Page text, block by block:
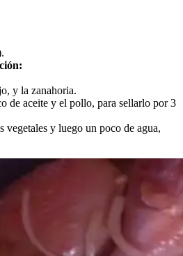
y la zanahoria.
de aceite y el pollo, para sellarlo por 3
vegetales y luego un poco de agua,